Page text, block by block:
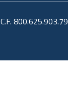
C.F. 800.625.903.79